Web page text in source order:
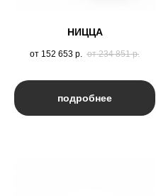
НИЦЦА
от 152 653 р. от 234 851 р.
подробнее